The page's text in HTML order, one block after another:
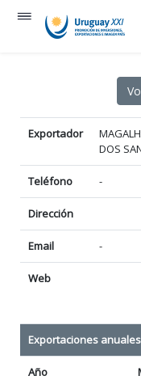
Exportador
DOS
Teléfono -
Dirección
Email -
Web
Exportaciones anuales
Año